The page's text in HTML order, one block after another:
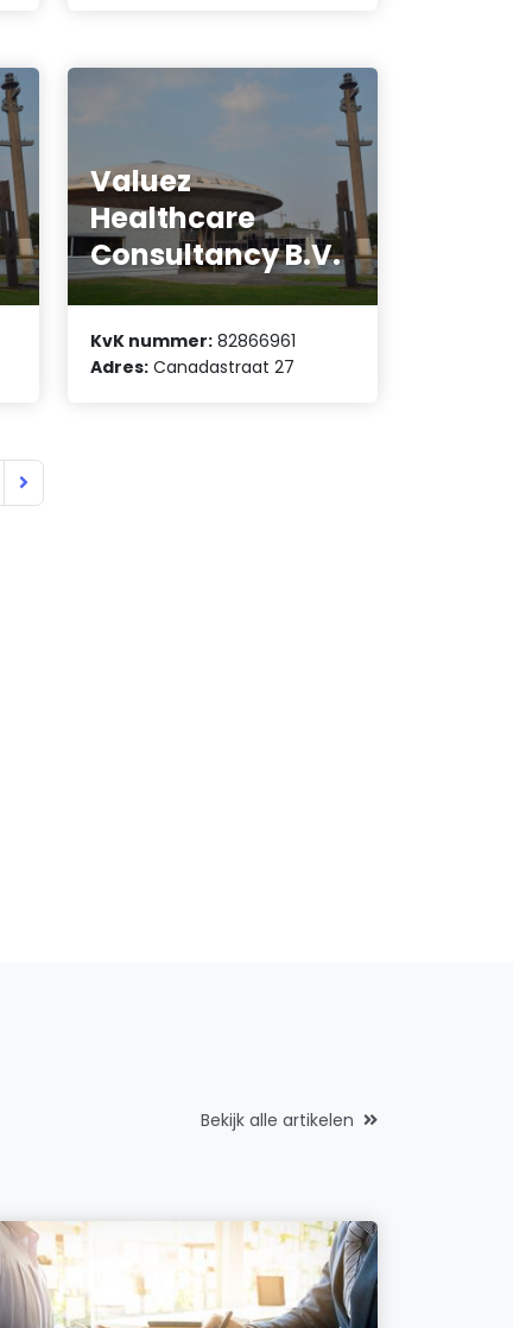
Valuez
Healthcare
Consultancy B.V.
KvK nummer: 82866961
Adres: Canadastraat 27
Bekijk alle artikelen